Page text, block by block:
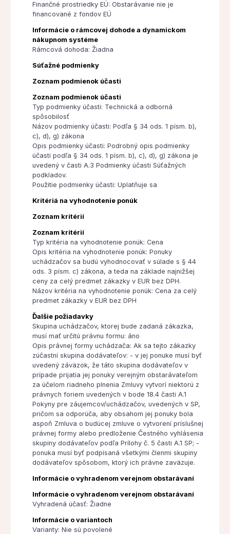
Finančné prostriedky EÚ: Obstarávanie nie je
financované z fondov EÚ
Informácie o rámcovej dohode a dynamickom
nákupnom systéme
Rámcová dohoda: Žiadna
Súťažné podmienky
Zoznam podmienok účasti
Zoznam podmienok účasti
Typ podmienky účasti: Technická a odborná
spôsobilosť
Názov podmienky účasti: Podľa § 34 ods. 1 písm. b),
c), d), g) zákona
Opis podmienky účasti: Podrobný opis podmienky
účasti podľa § 34 ods. 1 písm. b), c), d), g) zákona je
uvedený v časti A.3 Podmienky účasti Súťažných
podkladov.
Použitie podmienky účasti: Uplatňuje sa
Kritériá na vyhodnotenie ponúk
Zoznam kritérií
Zoznam kritérií
Typ kritéria na vyhodnotenie ponúk: Cena
Opis kritéria na vyhodnotenie ponúk: Ponuky
uchádzačov sa budú vyhodnocovať v súlade s § 44
ods. 3 písm. c) zákona, a teda na základe najnižšej
ceny za celý predmet zákazky v EUR bez DPH.
Názov kritéria na vyhodnotenie ponúk: Cena za celý
predmet zákazky v EUR bez DPH
Ďalšie požiadavky
Skupina uchádzačov, ktorej bude zadaná zákazka,
musí mať určitú právnu formu: áno
Opis právnej formy uchádzača: Ak sa tejto zákazky
zúčastní skupina dodávateľov: - v jej ponuke musí byť
uvedený záväzok, že táto skupina dodávateľov v
prípade prijatia jej ponuky verejným obstarávateľom
za účelom riadneho plnenia Zmluvy vytvorí niektorú z
právnych foriem uvedených v bode 18.4 časti A.1
Pokyny pre záujemcov/uchádzačov, uvedených v SP,
pričom sa odporúča, aby obsahom jej ponuky bola
aspoň Zmluva o budúcej zmluve o vytvorení príslušnej
právnej formy alebo predloženie Čestného vyhlásenia
skupiny dodávateľov podľa Prílohy č. 5 časti A.1 SP; -
ponuka musí byť podpísaná všetkými členmi skupiny
dodávateľov spôsobom, ktorý ich právne zaväzuje.
Informácie o vyhradenom verejnom obstarávaní
Informácie o vyhradenom verejnom obstarávaní
Vyhradená účasť: Žiadne
Informácie o variantoch
Varianty: Nie sú povolené